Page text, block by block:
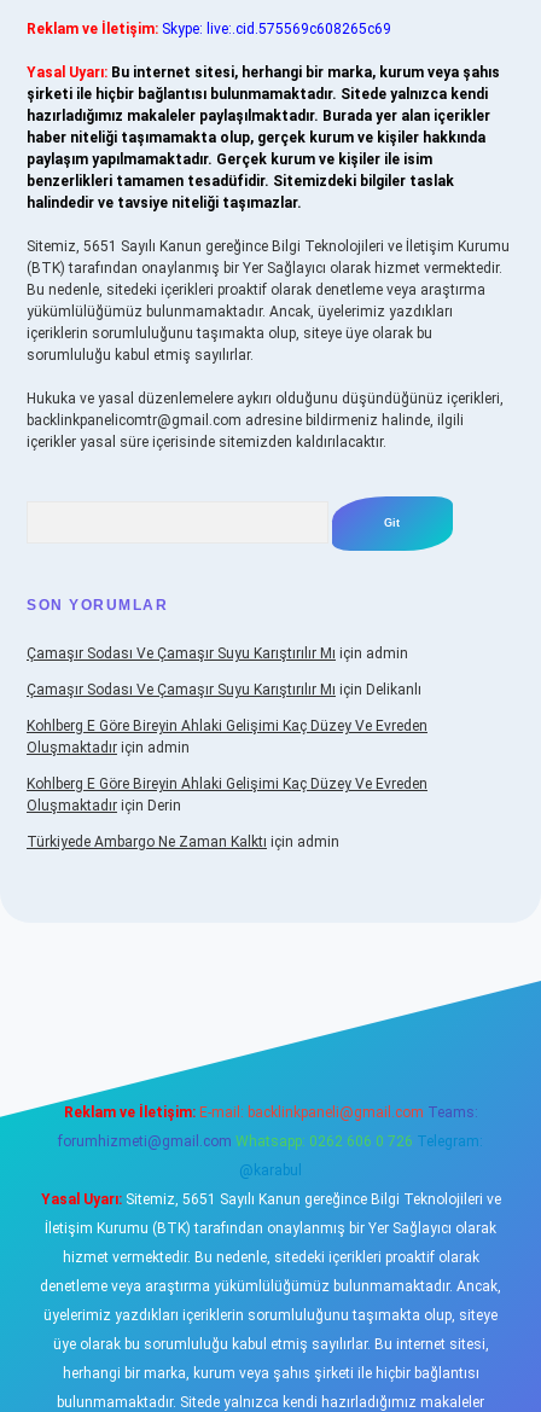
Reklam ve İletişim: Skype: live:.cid.575569c608265c69
Yasal Uyarı: Bu internet sitesi, herhangi bir marka, kurum veya şahıs
şirketi ile hiçbir bağlantısı bulunmamaktadır. Sitede yalnızca kendi
hazırladığımız makaleler paylaşılmaktadır. Burada yer alan içerikler
haber niteliği taşımamakta olup, gerçek kurum ve kişiler hakkında
paylaşım yapılmamaktadır. Gerçek kurum ve kişiler ile isim
benzerlikleri tamamen tesadüfidir. Sitemizdeki bilgiler taslak
halindedir ve tavsiye niteliği taşımazlar.
Sitemiz, 5651 Sayılı Kanun gereğince Bilgi Teknolojileri ve İletişim Kurumu
(BTK) tarafından onaylanmış bir Yer Sağlayıcı olarak hizmet vermektedir.
Bu nedenle, sitedeki içerikleri proaktif olarak denetleme veya araştırma
yükümlülüğümüz bulunmamaktadır. Ancak, üyelerimiz yazdıkları
içeriklerin sorumluluğunu taşımakta olup, siteye üye olarak bu
sorumluluğu kabul etmiş sayılırlar.
Hukuka ve yasal düzenlemelere aykırı olduğunu düşündüğünüz içerikleri,
backlinkpanelicomtr@gmail.com adresine bildirmeniz halinde, ilgili
içerikler yasal süre içerisinde sitemizden kaldırılacaktır.
SON YORUMLAR
Çamaşır Sodası Ve Çamaşır Suyu Karıştırılır Mı için admin
Çamaşır Sodası Ve Çamaşır Suyu Karıştırılır Mı için Delikanlı
Kohlberg E Göre Bireyin Ahlaki Gelişimi Kaç Düzey Ve Evreden
Oluşmaktadır için admin
Kohlberg E Göre Bireyin Ahlaki Gelişimi Kaç Düzey Ve Evreden
Oluşmaktadır için Derin
Türkiyede Ambargo Ne Zaman Kalktı için admin
Reklam ve İletişim: E-mail: backlinkpaneli@gmail.com Teams:
forumhizmeti@gmail.com Whatsapp: 0262 606 0 726 Telegram:
@karabul
Yasal Uyarı:Sitemiz, 5651 Sayılı Kanun gereğince Bilgi Teknolojileri ve
İletişim Kurumu (BTK) tarafından onaylanmış bir Yer Sağlayıcı olarak
hizmet vermektedir. Bu nedenle, sitedeki içerikleri proaktif olarak
denetleme veya araştırma yükümlülüğümüz bulunmamaktadır. Ancak,
üyelerimiz yazdıkları içeriklerin sorumluluğunu taşımakta olup, siteye
üye olarak bu sorumluluğu kabul etmiş sayılırlar. Bu internet sitesi,
herhangi bir marka, kurum veya şahıs şirketi ile hiçbir bağlantısı
bulunmamaktadır. Sitede yalnızca kendi hazırladığımız makaleler